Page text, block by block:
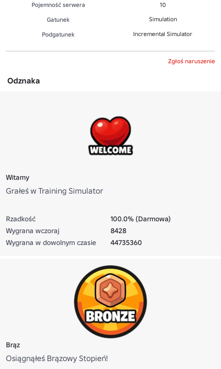
Pojemność serwera
10
Gatunek
Simulation
Podgatunek Incremental Simulator
Zgłoś naruszenie
Odznaka
Witamy
Grałeś w Training Simulator
Rzadkość
100.0% (Darmowa)
Wygrana wczoraj
8428
Wygrana w dowolnym czasie
44735360
Brąz
Osiągnąłeś Brązowy Stopień!